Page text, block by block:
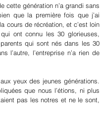
cette génération n’a grandi sans
que la première fois que j’ai
cours de récréation, et c’est loin
ont connu les 30 glorieuses,
qui sont nés dans les 30
l’autre, l’entreprise n’a rien de
yeux des jeunes générations.
que nous l’étions, ni plus
pas les notres et ne le sont,